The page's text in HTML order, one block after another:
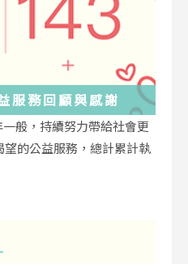
服務回顧與感謝
般，持續努力帶給社會更
的公益服務，總計累計執